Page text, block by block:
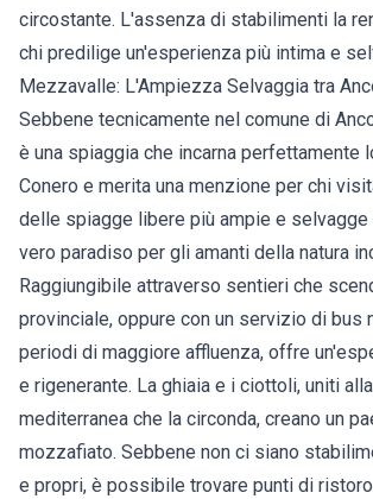
circostante. L'assenza di stabilimenti la
chi predilige un'esperienza più intima e
Mezzavalle: L'Ampiezza Selvaggia tra
Sebbene tecnicamente nel comune di
è una spiaggia che incarna perfettamente
Conero e merita una menzione per chi
delle spiagge libere più ampie e selvagge
vero paradiso per gli amanti della natura
Raggiungibile attraverso sentieri che
provinciale, oppure con un servizio di bus
periodi di maggiore affluenza, offre
e rigenerante. La ghiaia e i ciottoli, uniti
mediterranea che la circonda, creano un
mozzafiato. Sebbene non ci siano
e propri, è possibile trovare punti di